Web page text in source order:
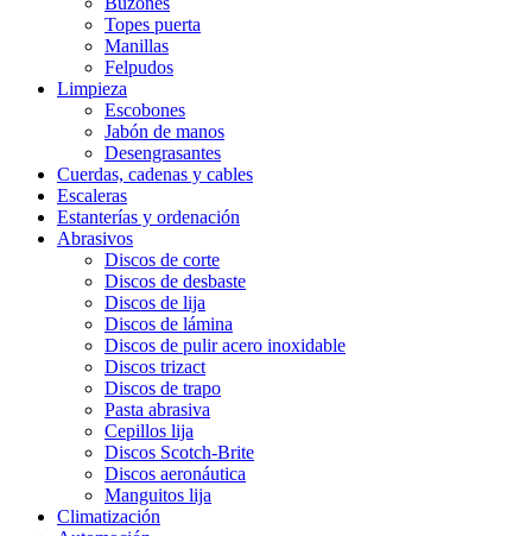
Topes puerta
Manillas
Felpudos
Limpieza
Escobones
Jabón de manos
Desengrasantes
Cuerdas, cadenas y cables
Escaleras
Estanterías y ordenación
Abrasivos
Discos de corte
Discos de desbaste
Discos de lija
Discos de lámina
Discos de pulir acero inoxidable
Discos trizact
Discos de trapo
Pasta abrasiva
Cepillos lija
Discos Scotch-Brite
Discos aeronáutica
Manguitos lija
Climatización